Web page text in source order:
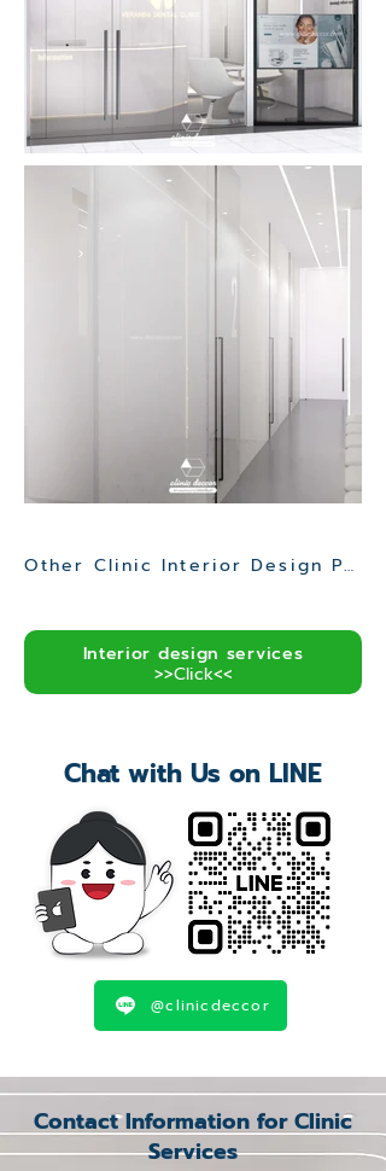
Other Clinic Interior Design Project>>
Interior design services
>>Click<<
Chat with Us on LINE
@clinicdeccor
Contact Information for Clinic
Services